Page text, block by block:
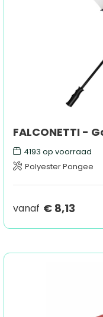
4193 op voorraad
Polyester Pongee
vanaf € 8,13